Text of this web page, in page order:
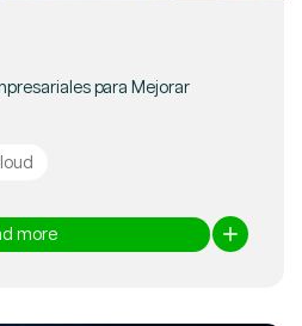
para Mejorar
more